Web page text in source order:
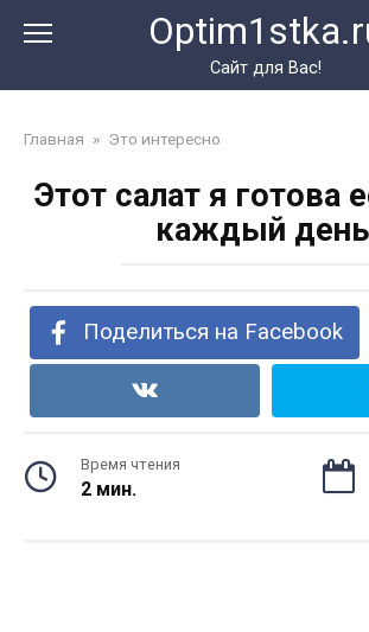
Сайт для Вас!
Главная » Это интересно
Этот салат я готова
каждый
Поделиться на Facebook
Время чтения
2 мин.